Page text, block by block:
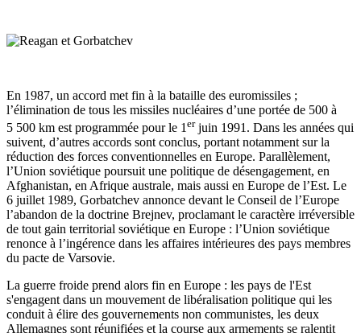
En 1987, un accord met fin à la bataille des euromissiles ;
l’élimination de tous les missiles nucléaires d’une portée de 500 à
5 500 km est programmée pour le 1 erjuin 1991. Dans les années qui
suivent, d’autres accords sont conclus, portant notamment sur la
réduction des forces conventionnelles en Europe. Parallèlement,
l’Union soviétique poursuit une politique de désengagement, en
Afghanistan, en Afrique australe, mais aussi en Europe de l’Est. Le
6 juillet 1989, Gorbatchev annonce devant le Conseil de l’Europe
l’abandon de la doctrine Brejnev, proclamant le caractère irréversible
de tout gain territorial soviétique en Europe : l’Union soviétique
renonce à l’ingérence dans les affaires intérieures des pays membres
du pacte de Varsovie.
La guerre froide prend alors fin en Europe : les pays de l'Est
s'engagent dans un mouvement de libéralisation politique qui les
conduit à élire des gouvernements non communistes, les deux
Allemagnes sont réunifiées et la course aux armements se ralentit